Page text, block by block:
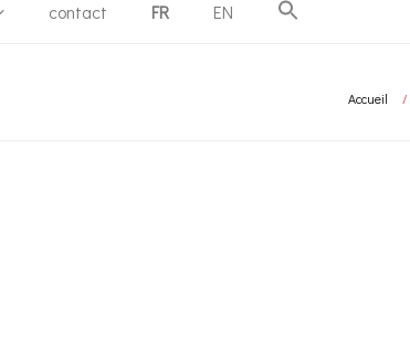
contact FR EN
Accueil /